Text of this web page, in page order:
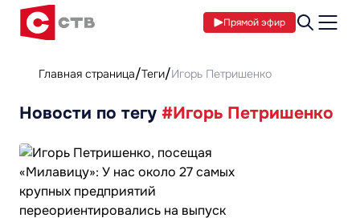
Прямой эфир
Главная страница Теги Игорь Петришенко
Новости по тегу #Игорь Петришенко